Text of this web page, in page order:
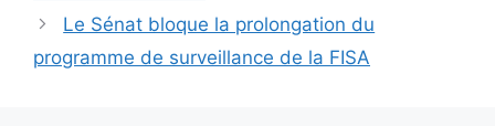
Le Sénat bloque la prolongation du
programme de surveillance de la FISA